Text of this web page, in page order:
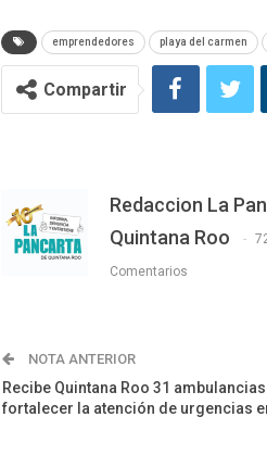
emprendedores playa del carmen
Compartir
Redaccion La
Quintana Roo
Comentarios
NOTA ANTERIOR
Recibe Quintana Roo 31
fortalecer la atención de urgencias